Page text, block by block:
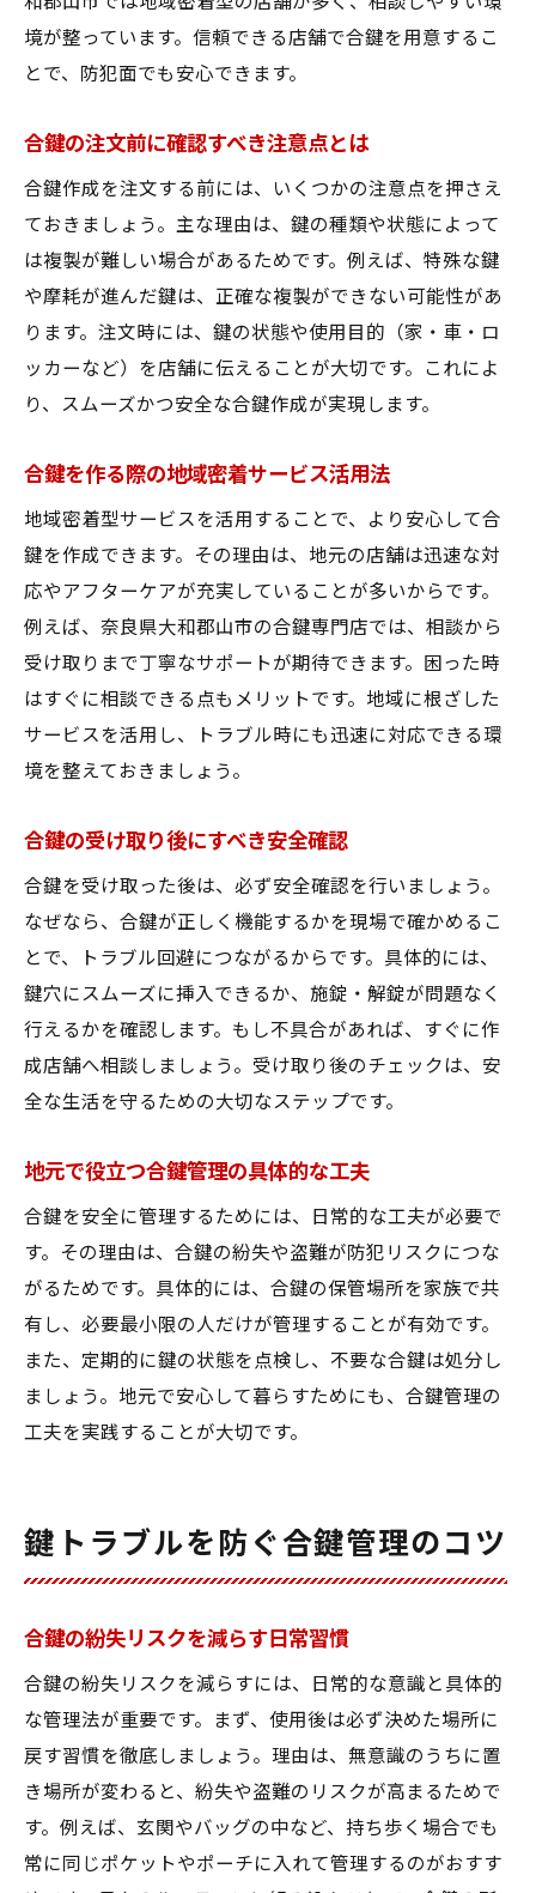
境が整っています。信頼できる店舗で合鍵を用意するこ
とで、防犯面でも安心できます。
合鍵の注文前に確認すべき注意点とは
合鍵作成を注文する前には、いくつかの注意点を押さえ
ておきましょう。主な理由は、鍵の種類や状態によって
は複製が難しい場合があるためです。例えば、特殊な鍵
や摩耗が進んだ鍵は、正確な複製ができない可能性があ
ります。注文時には、鍵の状態や使用目的（家・車・ロ
ッカーなど）を店舗に伝えることが大切です。これによ
り、スムーズかつ安全な合鍵作成が実現します。
合鍵を作る際の地域密着サービス活用法
地域密着型サービスを活用することで、より安心して合
鍵を作成できます。その理由は、地元の店舗は迅速な対
応やアフターケアが充実していることが多いからです。
例えば、奈良県大和郡山市の合鍵専門店では、相談から
受け取りまで丁寧なサポートが期待できます。困った時
はすぐに相談できる点もメリットです。地域に根ざした
サービスを活用し、トラブル時にも迅速に対応できる環
境を整えておきましょう。
合鍵の受け取り後にすべき安全確認
合鍵を受け取った後は、必ず安全確認を行いましょう。
なぜなら、合鍵が正しく機能するかを現場で確かめるこ
とで、トラブル回避につながるからです。具体的には、
鍵穴にスムーズに挿入できるか、施錠・解錠が問題なく
行えるかを確認します。もし不具合があれば、すぐに作
成店舗へ相談しましょう。受け取り後のチェックは、安
全な生活を守るための大切なステップです。
地元で役立つ合鍵管理の具体的な工夫
合鍵を安全に管理するためには、日常的な工夫が必要で
す。その理由は、合鍵の紛失や盗難が防犯リスクにつな
がるためです。具体的には、合鍵の保管場所を家族で共
有し、必要最小限の人だけが管理することが有効です。
また、定期的に鍵の状態を点検し、不要な合鍵は処分し
ましょう。地元で安心して暮らすためにも、合鍵管理の
工夫を実践することが大切です。
鍵トラブルを防ぐ合鍵管理のコツ
合鍵の紛失リスクを減らす日常習慣
合鍵の紛失リスクを減らすには、日常的な意識と具体的
な管理法が重要です。まず、使用後は必ず決めた場所に
戻す習慣を徹底しましょう。理由は、無意識のうちに置
き場所が変わると、紛失や盗難のリスクが高まるためで
す。例えば、玄関やバッグの中など、持ち歩く場合でも
常に同じポケットやポーチに入れて管理するのがおすす